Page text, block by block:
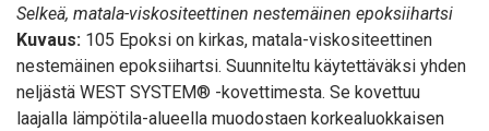
Selkeä, matala-viskositeettinen nestemäinen epoksiihartsi
Kuvaus: 105 Epoksi on kirkas, matala-viskositeettinen
nestemäinen epoksiihartsi. Suunniteltu käytettäväksi yhden
neljästä WEST SYSTEM® -kovettimesta. Se kovettuu
laajalla lämpötila-alueella muodostaen korkealuokkaisen